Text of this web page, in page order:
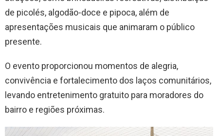
de picolés, algodão-doce e pipoca, além de
apresentações musicais que animaram o público
presente.
O evento proporcionou momentos de alegria,
convivência e fortalecimento dos laços comunitários,
levando entretenimento gratuito para moradores do
bairro e regiões próximas.